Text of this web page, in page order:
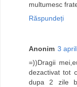
multumesc
Răspundeți
Anonim 3
=))Dragii
dezactivat tot
dupa 2 zile